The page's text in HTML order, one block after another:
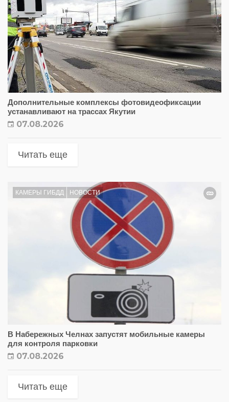
Дополнительные комплексы фотовидеофиксации
устанавливают на трассах Якутии
07.08.2026
Читать еще
КАМЕРЫ ГИБДД НОВОСТИ
В Набережных Челнах запустят мобильные камеры
для контроля парковки
07.08.2026
Читать еще